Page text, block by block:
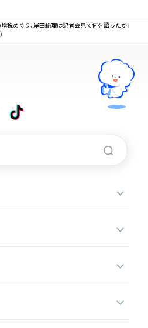
増税めぐり、岸田総理は記者会見で何を語ったか」